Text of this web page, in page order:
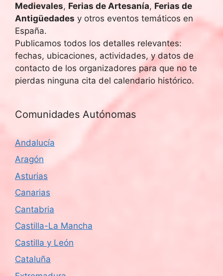
Medievales, Ferias de Artesanía, Ferias de
Antigüedades y otros eventos temáticos en
España.
Publicamos todos los detalles relevantes:
fechas, ubicaciones, actividades, y datos de
contacto de los organizadores para que no te
pierdas ninguna cita del calendario histórico.
Comunidades Autónomas
Andalucía
Aragón
Asturias
Canarias
Cantabria
Castilla-La Mancha
Castilla y León
Cataluña